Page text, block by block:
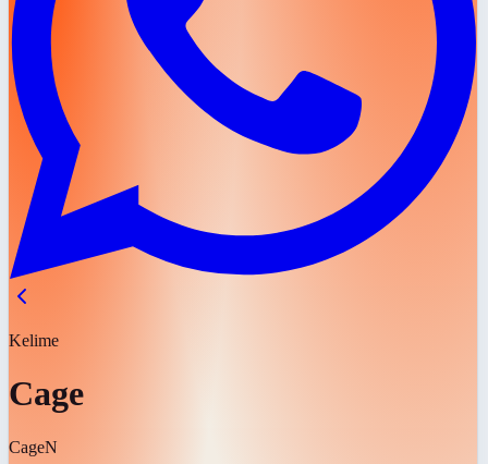
Kelime
Cage
CageN